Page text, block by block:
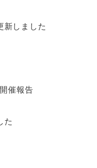
新しました
催報告
た